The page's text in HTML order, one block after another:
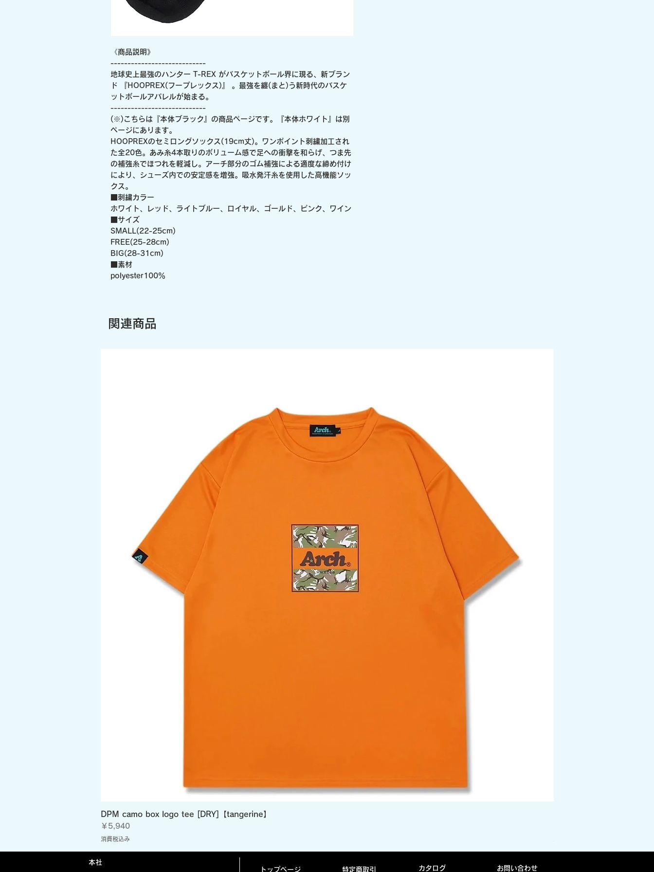
《商品説明》
----------------------------
地球史上最強のハンター T-REX がバスケットボール界に現る、新ブラン
ド 『HOOPREX(フープレックス)』 。最強を纏(まと)う新時代のバスケ
ットボールアパレルが始まる。
----------------------------
(※)こちらは『本体ブラック』の商品ページです。『本体ホワイト』は別
ページにあります。
HOOPREXのセミロングソックス(19cm丈)。ワンポイント刺繍加工され
た全20色。あみ糸4本取りのボリューム感で足への衝撃を和らげ、つま先
の補強糸でほつれを軽減し。アーチ部分のゴム補強による適度な締め付け
により、シューズ内での安定感を増強。吸水発汗糸を使用した高機能ソッ
クス。
■刺繍カラー
ホワイト、レッド、ライトブルー、ロイヤル、ゴールド、ピンク、ワイン
■サイズ
SMALL(22-25cm)
FREE(25-28cm)
BIG(28-31cm)
■素材
polyester100％
関連商品
DPM camo box logo tee [DRY]【tangerine】
価格
￥5,940
消費税込み
​本社
トップページ
特定商取引 カタログ お問い合わせ